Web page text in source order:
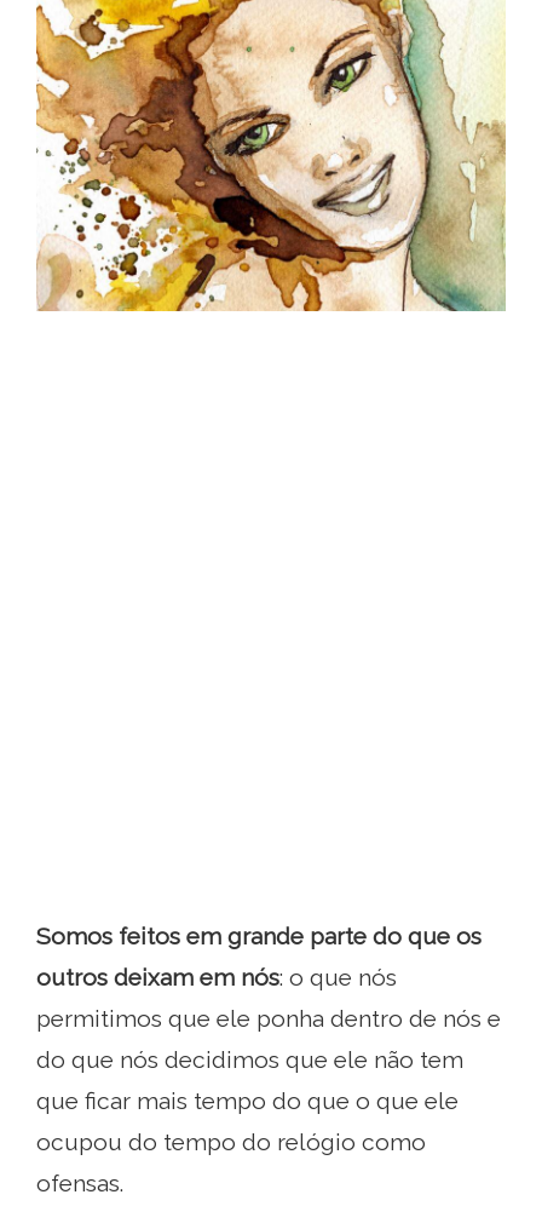
Somos feitos em grande parte do que os
outros deixam em nós: o que nós
permitimos que ele ponha dentro de nós e
do que nós decidimos que ele não tem
que ficar mais tempo do que o que ele
ocupou do tempo do relógio como
ofensas.